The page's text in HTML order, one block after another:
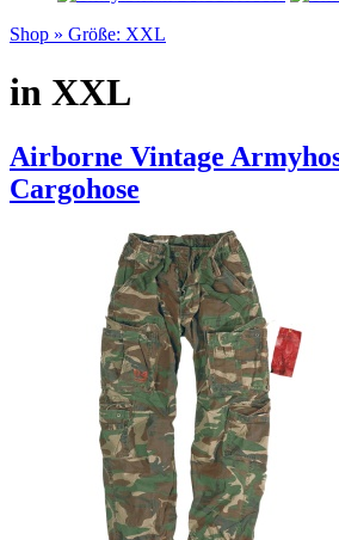
Shop » Größe: XXL
in XXL
Airborne Vintage
Cargohose